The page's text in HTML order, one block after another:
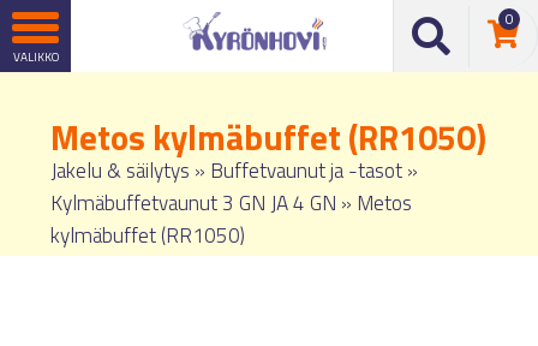
0
Metos kylmäbuffet (RR1050)
Jakelu & säilytys » Buffetvaunut ja -tasot»
Kylmäbuffetvaunut 3 GN JA 4 GN » Metos
kylmäbuffet (RR1050)